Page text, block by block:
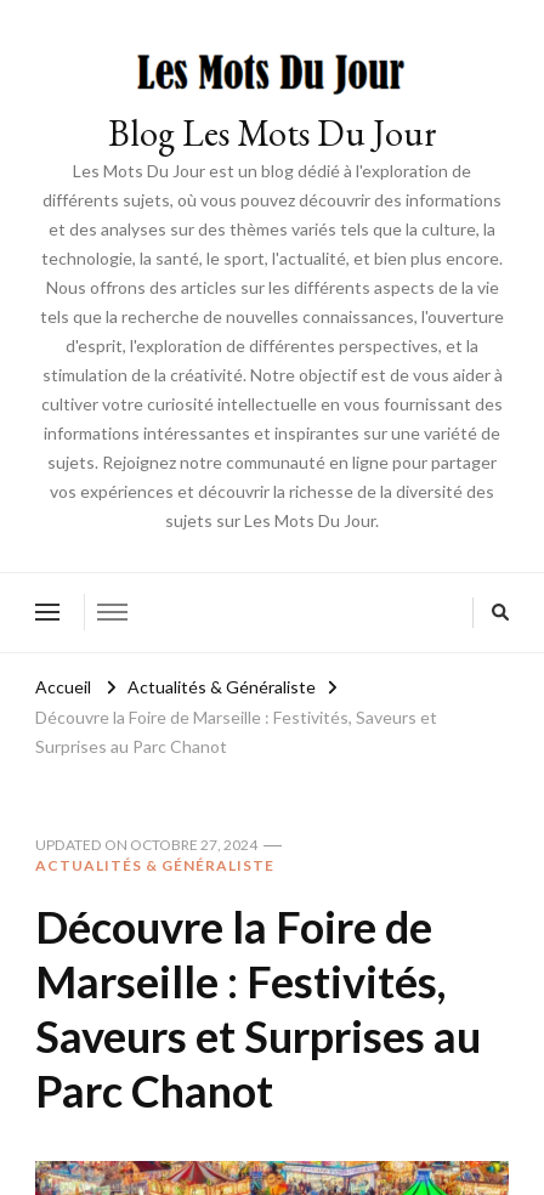
Blog Les Mots Du Jour
Les Mots Du Jour est un blog dédié à l'exploration de
différents sujets, où vous pouvez découvrir des informations
et des analyses sur des thèmes variés tels que la culture, la
technologie, la santé, le sport, l'actualité, et bien plus encore.
Nous offrons des articles sur les différents aspects de la vie
tels que la recherche de nouvelles connaissances, l'ouverture
d'esprit, l'exploration de différentes perspectives, et la
stimulation de la créativité. Notre objectif est de vous aider à
cultiver votre curiosité intellectuelle en vous fournissant des
informations intéressantes et inspirantes sur une variété de
sujets. Rejoignez notre communauté en ligne pour partager
vos expériences et découvrir la richesse de la diversité des
sujets sur Les Mots Du Jour.
Accueil
Actualités & Généraliste
Découvre la Foire de Marseille : Festivités, Saveurs et
Surprises au Parc Chanot
UPDATED ON OCTOBRE 27, 2024
ACTUALITÉS & GÉNÉRALISTE
Découvre la Foire de
Marseille : Festivités,
Saveurs et Surprises au
Parc Chanot